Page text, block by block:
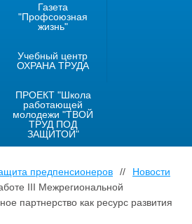
Газета
"Профсоюзная
жизнь"
Учебный центр
ОХРАНА ТРУДА
ПРОЕКТ "Школа
работающей
молодежи "ТВОЙ
ТРУД ПОД
ЗАЩИТОЙ"
предпенсионеров //
Новости
III Межрегиональной
партнерство как ресурс развития